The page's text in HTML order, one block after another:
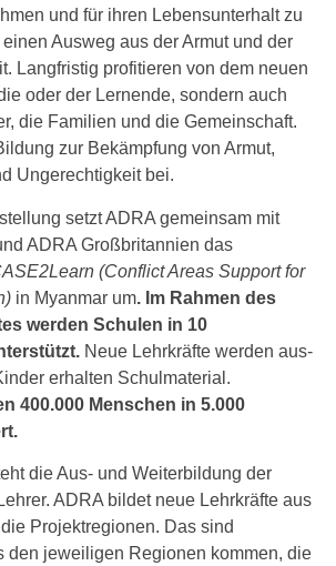
und für ihren Lebensunterhalt zu
Ausweg aus der Armut und der
Langfristig pro­fi­tie­ren von dem neu­en
oder der Lernende, son­dern auch
die Familien und die Gemeinschaft.
zur Bekämpfung von Armut,
Ungerechtigkeit bei.
setzt ADRA gemein­sam mit
ADRA Großbritannien das
(Conflict Areas Support for
in Myanmar um. Im Rahmen des
wer­den Schulen in 10
Neue Lehrkräfte wer­den aus­
erhal­ten Schulmaterial.
400.000 Menschen in 5.000
die Aus- und Weiterbildung der
ADRA bil­det neue Lehrkräfte aus
Projektregionen. Das sind
den jewei­li­gen Regionen kom­men, die